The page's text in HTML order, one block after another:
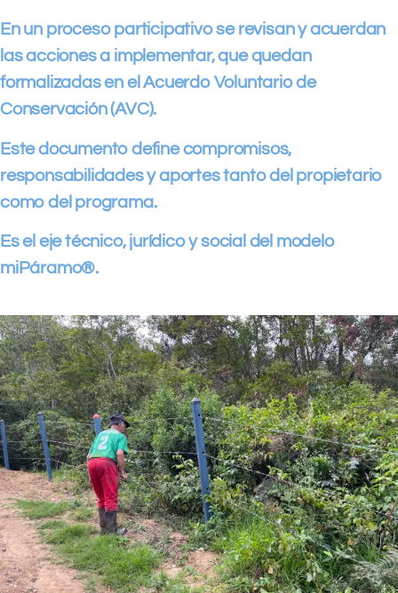
En un proceso participativo se revisan y acuerdan
las acciones a implementar, que quedan
formalizadas en el Acuerdo Voluntario de
Conservación (AVC).
Este documento define compromisos,
responsabilidades y aportes tanto del propietario
como del programa.
Es el eje técnico, jurídico y social del modelo
miPáramo®.